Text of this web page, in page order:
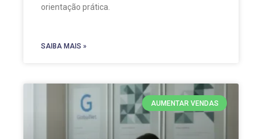
orientação prática.
SAIBA MAIS »
AUMENTAR VENDAS